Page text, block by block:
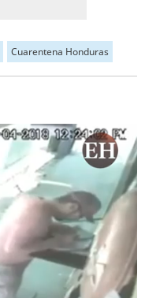
Cuarentena Honduras